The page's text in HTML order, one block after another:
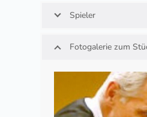
Spieler
Fotogalerie zum